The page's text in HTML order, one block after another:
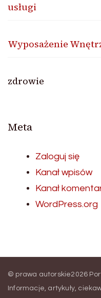
usługi
Wyposażenie
zdrowie
Meta
Zaloguj się
Kanał wpisów
Kanał
WordPress.org
© prawa autorskie2026
Informacje, artykuły,